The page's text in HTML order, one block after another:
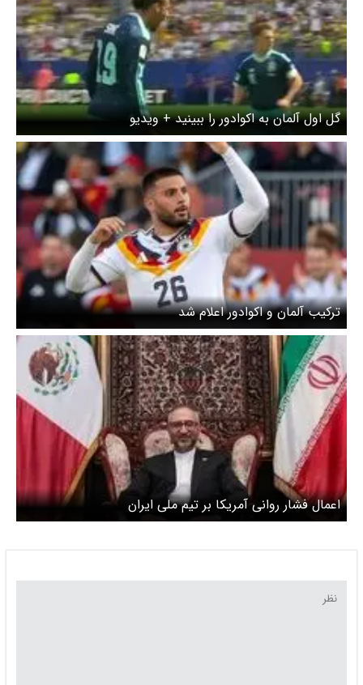
گل اول آلمان به اکوادور را ببینید + ویدیو
ترکیب آلمان و اکوادور اعلام شد
اعمال فشار روانی آمریکا بر تیم ملی ایران